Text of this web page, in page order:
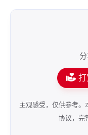
打
主观感受，仅供参考。
协议，完